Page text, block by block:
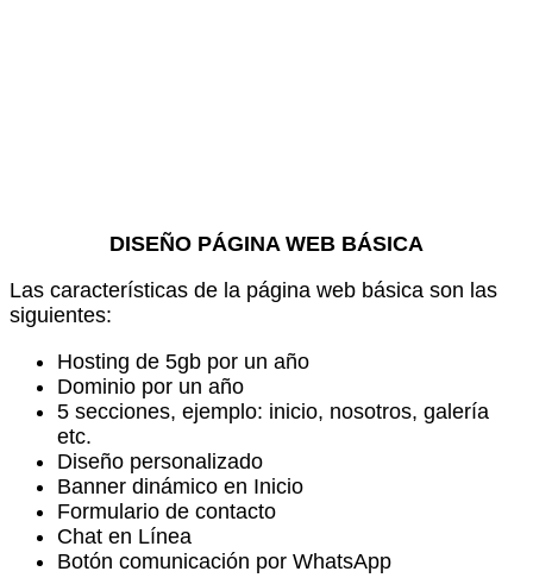
DISEÑO PÁGINA WEB BÁSICA
Las características de la página web básica son las
siguientes:
Hosting de 5gb por un año
Dominio por un año
5 secciones, ejemplo: inicio, nosotros, galería
etc.
Diseño personalizado
Banner dinámico en Inicio
Formulario de contacto
Chat en Línea
Botón comunicación por WhatsApp